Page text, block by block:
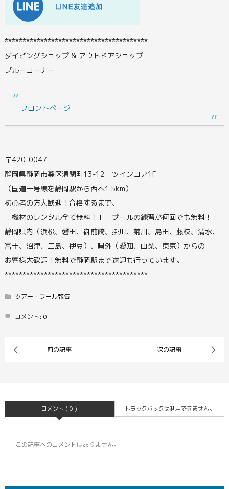
****************************************
ダイビングショップ & アウトドアショップ
ブルーコーナー
フロントページ
〒420-0047
静岡県静岡市葵区清閑町13-12 ツインコア1F
（国道一号線を静岡駅から西へ1.5km）
初心者の方大歓迎！合格するまで、
「機材のレンタル全て無料！」「プールの練習が何回でも無料！」
静岡県内（浜松、磐田、御前崎、掛川、菊川、島田、藤枝、清水、
富士、沼津、三島、伊豆）、県外（愛知、山梨、東京）からの
お客様大歓迎！無料で静岡駅まで送迎も行っています。
****************************************
ツアー・プール報告
コメント: 0
コメント ( 0 ) トラックバックは利用できません。
この記事へのコメントはありません。